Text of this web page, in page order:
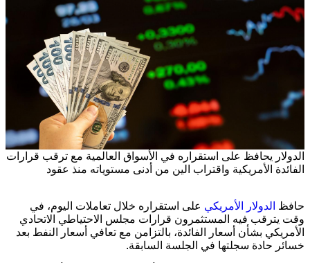
الدولار يحافظ على استقراره في الأسواق العالمية مع ترقب قرارات
الفائدة الأمريكية واقتراب الين من أدنى مستوياته منذ عقود
حافظ الدولار الأمريكي على استقراره خلال تعاملات اليوم، في
وقت يترقب فيه المستثمرون قرارات مجلس الاحتياطي الاتحادي
الأمريكي بشأن أسعار الفائدة، بالتزامن مع تعافي أسعار النفط بعد
خسائر حادة سجلتها في الجلسة السابقة.